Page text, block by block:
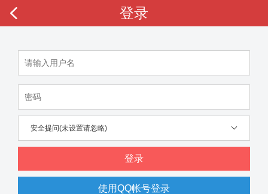
登录
安全提问(未设置请忽略)
登录
使用QQ帐号登录